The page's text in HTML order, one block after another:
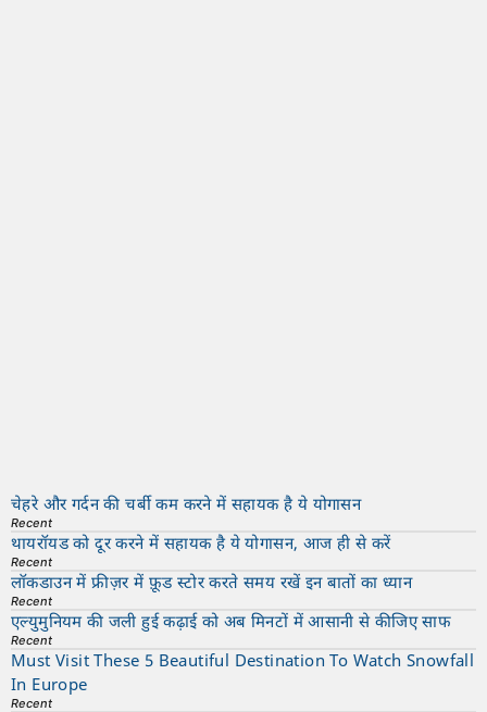
चेहरे और गर्दन की चर्बी कम करने में सहायक है ये योगासन
Recent
थायरॉयड को दूर करने में सहायक है ये योगासन, आज ही से करें
Recent
लॉकडाउन में फ्रीज़र में फ़ूड स्टोर करते समय रखें इन बातों का ध्यान
Recent
एल्युमुनियम की जली हुई कढ़ाई को अब मिनटों में आसानी से कीजिए साफ
Recent
Must Visit These 5 Beautiful Destination To Watch Snowfall
In Europe
Recent